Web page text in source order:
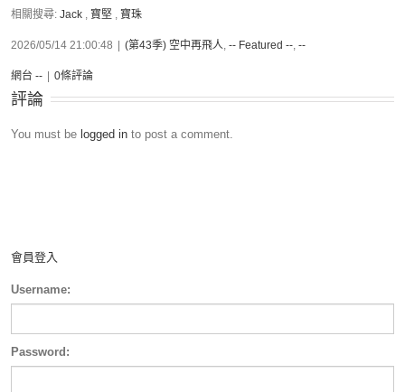
相關搜尋: Jack , 寶堅 , 寶珠
2026/05/14 21:00:48 (第43季) 空中再飛人, -- Featured --, --
網台 -- 0條評論
評論
You must be logged in to post a comment.
會員登入
Username:
Password: